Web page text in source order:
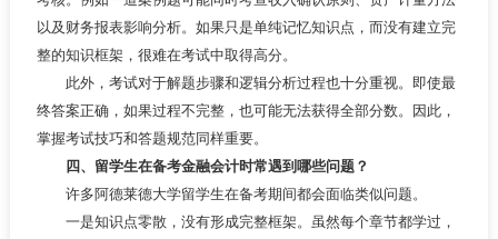
以及财务报表影响分析。如果只是单纯记忆知识点，而没有建立完
整的知识框架，很难在考试中取得高分。
此外，考试对于解题步骤和逻辑分析过程也十分重视。即使最
终答案正确，如果过程不完整，也可能无法获得全部分数。因此，
掌握考试技巧和答题规范同样重要。
四、留学生在备考金融会计时常遇到哪些问题？
许多阿德莱德大学留学生在备考期间都会面临类似问题。
一是知识点零散，没有形成完整框架。虽然每个章节都学过，